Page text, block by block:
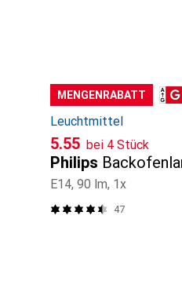
MENGENRABATT
Leuchtmittel
CHF
5.55 bei 4 Stück
Philips
E14, 90 lm, 1x
47